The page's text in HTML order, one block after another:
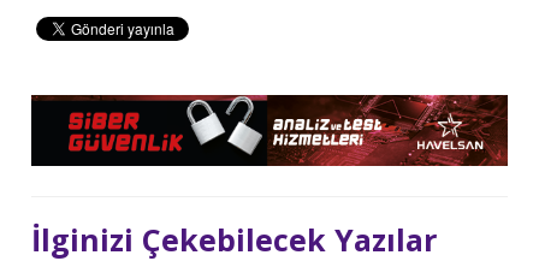
İlginizi Çekebilecek Yazılar